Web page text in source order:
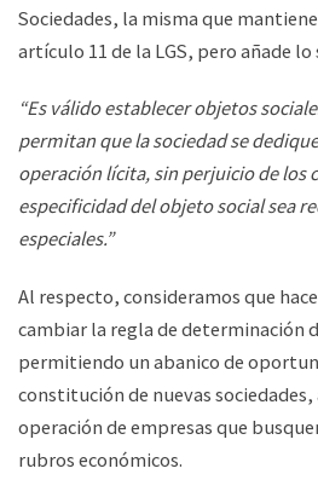
Sociedades, la misma que
artículo 11 de la LGS, pero añade
“Es válido establecer objetos
permitan que la sociedad se
operación lícita, sin perjuicio de los
especificidad del objeto social sea
especiales.”
Al respecto, consideramos que
cambiar la regla de determinación
permitiendo un abanico de
constitución de nuevas sociedades,
operación de empresas que
rubros económicos.